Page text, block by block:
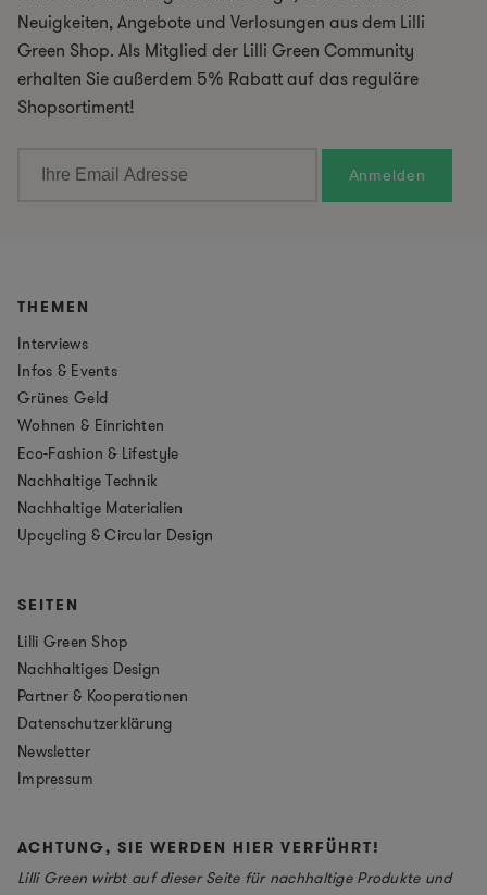
Neuigkeiten, Angebote und Verlosungen aus dem Lilli
Green Shop. Als Mitglied der Lilli Green Community
erhalten Sie außerdem 5% Rabatt auf das reguläre
Shopsortiment!
THEMEN
Interviews
Infos & Events
Grünes Geld
Wohnen & Einrichten
Eco-Fashion & Lifestyle
Nachhaltige Technik
Nachhaltige Materialien
Upcycling & Circular Design
SEITEN
Lilli Green Shop
Nachhaltiges Design
Partner & Kooperationen
Datenschutzerklärung
Newsletter
Impressum
ACHTUNG, SIE WERDEN HIER VERFÜHRT!
Lilli Green wirbt auf dieser Seite für nachhaltige Produkte und